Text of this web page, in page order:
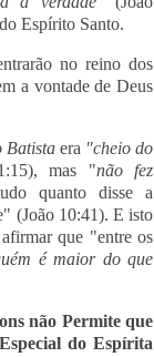
Espírito Santo.
no reino dos
a vontade de Deus
Batista era "cheio do
mas "não fez
quanto disse a
(João 10:41). E isto
que "entre os
é maior do que
não Permite que
do Espírita